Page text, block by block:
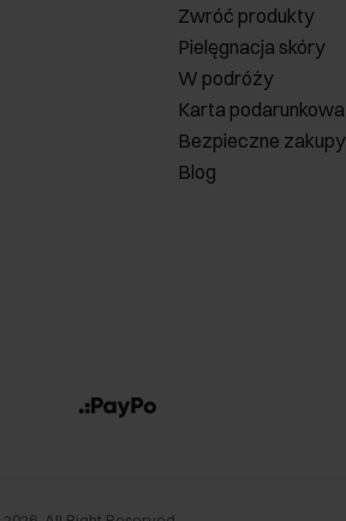
Zwróć produkty
Pielęgnacja skóry
W podróży
Karta podarunkowa
Bezpieczne zakupy
Blog